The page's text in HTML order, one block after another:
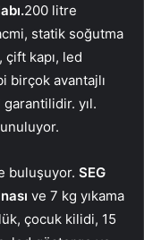
200 litre
statik soğutma
kapı, led
birçok avantajlı
yıl.
buluşuyor. SEG
ve 7 kg yıkama
çocuk kilidi, 15